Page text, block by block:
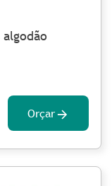
algodão
Orçar